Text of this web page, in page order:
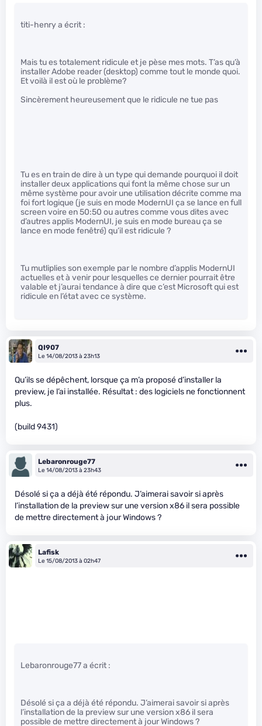
titi-henry a écrit :
Mais tu es totalement ridicule et je pèse mes mots. T’as qu’à
installer Adobe reader (desktop) comme tout le monde quoi.
Et voilà il est où le problème?
Sincèrement heureusement que le ridicule ne tue pas
Tu es en train de dire à un type qui demande pourquoi il doit
installer deux applications qui font la même chose sur un
même système pour avoir une utilisation décrite comme ma
foi fort logique (je suis en mode ModernUI ça se lance en full
screen voire en 50:50 ou autres comme vous dites avec
d’autres applis ModernUI, je suis en mode bureau ça se
lance en mode fenêtré) qu’il est ridicule ?
Tu mutliplies son exemple par le nombre d’applis ModernUI
actuelles et à venir pour lesquelles ce dernier pourrait être
valable et j’aurai tendance à dire que c’est Microsoft qui est
ridicule en l’état avec ce système.
QI907
Le 14/08/2013 à 23h13
Qu’ils se dépêchent, lorsque ça m’a proposé d’installer la
preview, je l’ai installée. Résultat : des logiciels ne fonctionnent
plus.
(build 9431)
Lebaronrouge77
Le 14/08/2013 à 23h43
Désolé si ça a déjà été répondu. J’aimerai savoir si après
l’installation de la preview sur une version x86 il sera possible
de mettre directement à jour Windows ?
Lafisk
Le 15/08/2013 à 02h47
Lebaronrouge77 a écrit :
Désolé si ça a déjà été répondu. J’aimerai savoir si après
l’installation de la preview sur une version x86 il sera
possible de mettre directement à jour Windows ?